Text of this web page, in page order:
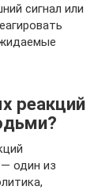
сигнал или
реакций
— один из